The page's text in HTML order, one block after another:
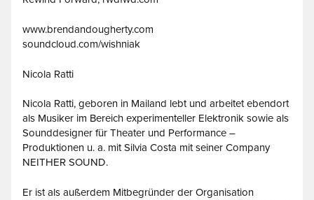
www.brendandougherty.com
soundcloud.com/wishniak
Nicola Ratti
Nicola Ratti, geboren in Mailand lebt und arbeitet ebendort
als Musiker im Bereich experimenteller Elektronik sowie als
Sounddesigner für Theater und Performance –
Produktionen u. a. mit Silvia Costa mit seiner Company
NEITHER SOUND.
Er ist als außerdem Mitbegründer der Organisation